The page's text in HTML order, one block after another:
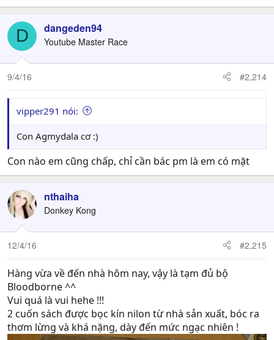
D dangeden94
Youtube Master Race
9/4/16 #2,214
vipper291 nói:
Con Agmydala cơ :)
Con nào em cũng chấp, chỉ cần bác pm là em có mặt
nthaiha
Donkey Kong
12/4/16 #2,215
Hàng vừa về đến nhà hôm nay, vậy là tạm đủ bộ
Bloodborne ^^
Vui quá là vui hehe !!!
2 cuốn sách được bọc kín nilon từ nhà sản xuất, bóc ra
thơm lừng và khá nặng, dày đến mức ngạc nhiên !